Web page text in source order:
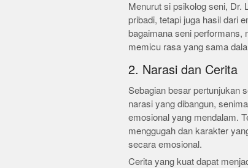
Menurut si psikolog seni, Dr.
pribadi, tetapi juga hasil dari
bagaimana seni performans,
memicu rasa yang sama
2. Narasi dan Cerita
Sebagian besar pertunjukan
narasi yang dibangun,
emosional yang mendalam.
menggugah dan karakter
secara emosional.
Cerita yang kuat dapat